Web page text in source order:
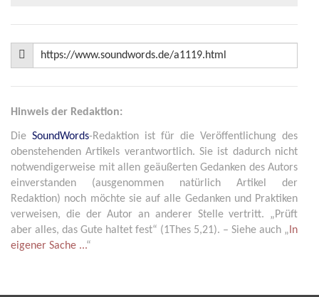
Hinweis der Redaktion:
Die SoundWords-Redaktion ist für die Veröffentlichung des
obenstehenden Artikels verantwortlich. Sie ist dadurch nicht
notwendigerweise mit allen geäußerten Gedanken des Autors
einverstanden (ausgenommen natürlich Artikel der
Redaktion) noch möchte sie auf alle Gedanken und Praktiken
verweisen, die der Autor an anderer Stelle vertritt. „Prüft
aber alles, das Gute haltet fest“ (1Thes 5,21). – Siehe auch „In
eigener Sache ...“